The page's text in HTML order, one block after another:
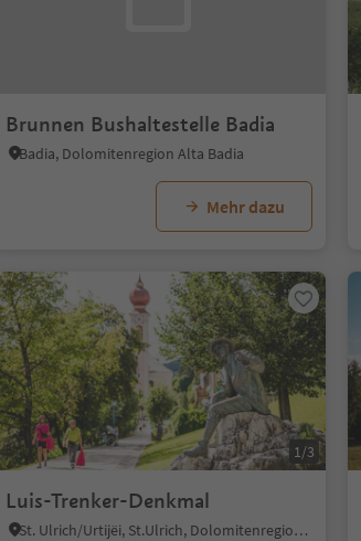
Brunnen Bushaltestelle Badia
Badia, Dolomitenregion Alta Badia
Mehr dazu
1/3
Luis-Trenker-Denkmal
St. Ulrich/Urtijëi, St.Ulrich, Dolomitenregion Gröden